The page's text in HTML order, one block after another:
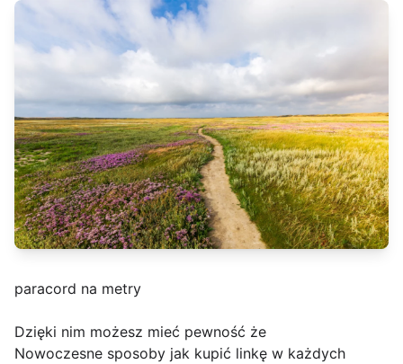
paracord na metry
Dzięki nim możesz mieć pewność że
Nowoczesne sposoby jak kupić linkę w każdych